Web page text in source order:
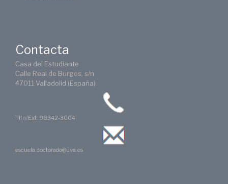
Contacta
Casa del Estudiante
Calle Real de Burgos, s/n
47011 Valladolid (España)
Tlfn/Ext: 98342-3004
escuela.doctorado@uva.es